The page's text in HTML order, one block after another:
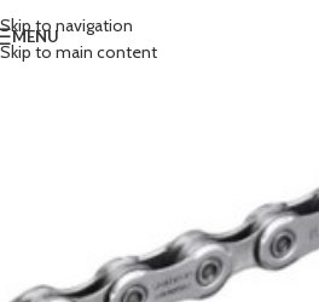
Skip to navigation
Skip to main content
MENU